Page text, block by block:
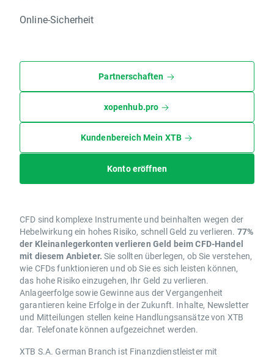
Online-Sicherheit
Partnerschaften
xopenhub.pro
Kundenbereich Mein XTB
Konto eröffnen
CFD sind komplexe Instrumente und beinhalten wegen der
Hebelwirkung ein hohes Risiko, schnell Geld zu verlieren. 77%
der Kleinanlegerkonten verlieren Geld beim CFD-Handel
mit diesem Anbieter. Sie sollten überlegen, ob Sie verstehen,
wie CFDs funktionieren und ob Sie es sich leisten können,
das hohe Risiko einzugehen, Ihr Geld zu verlieren.
Anlageerfolge sowie Gewinne aus der Vergangenheit
garantieren keine Erfolge in der Zukunft. Inhalte, Newsletter
und Mitteilungen stellen keine Handlungsansätze von XTB
dar. Telefonate können aufgezeichnet werden.
XTB S.A. German Branch ist Finanzdienstleister mit